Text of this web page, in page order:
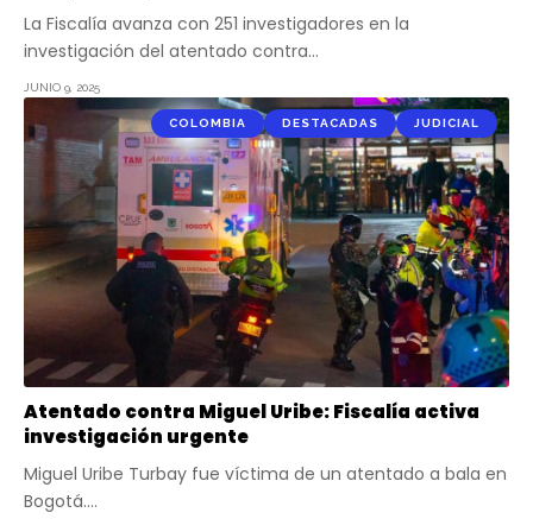
La Fiscalía avanza con 251 investigadores en la
investigación del atentado contra…
JUNIO 9, 2025
COLOMBIA DESTACADAS JUDICIAL
Atentado contra Miguel Uribe: Fiscalía activa
investigación urgente
Miguel Uribe Turbay fue víctima de un atentado a bala en
Bogotá.…